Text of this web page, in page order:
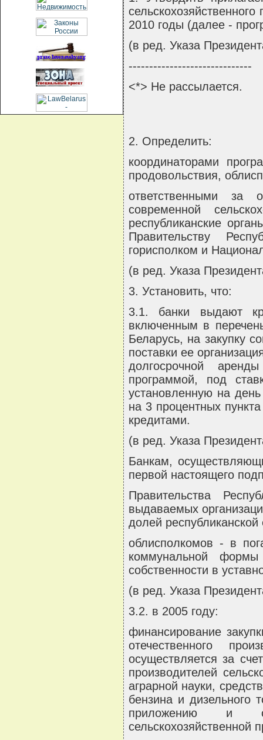
2010 годы (далее -
(в ред. Указа
------------------------------
<*> Не рассылается.
2. Определить:
координаторами
продовольствия,
ответственными за
современной
республиканские
Правительству
горисполком и
(в ред. Указа
3. Установить, что:
3.1. банки выдают
включенным в
Беларусь, на закупку
поставки ее
долгосрочной
программой, под
установленную на
на 3 процентных
кредитами.
(в ред. Указа
Банкам,
первой настоящего
Правительства
выдаваемых
долей
облисполкомов - в
коммунальной
собственности в
(в ред. Указа
3.2. в 2005 году:
финансирование
отечественного
осуществляется за
производителей
аграрной науки,
бензина и дизельного
приложению и
сельскохозяйственной